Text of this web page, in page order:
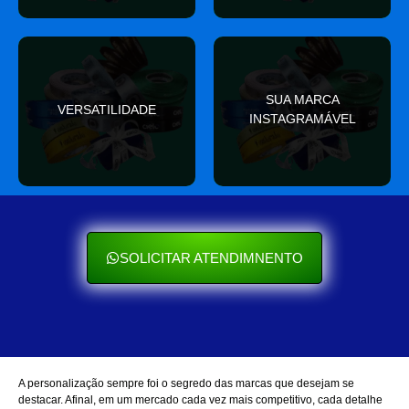
VERSATILIDADE
Se encaixa em qualquer
ocasião e sempre agrega
valor
SUA MARCA
INSTAGRAMÁVEL
Seu cliente ama mostrar
nas redes sociais
SOLICITAR ATENDIMNENTO
A personalização sempre foi o segredo das marcas que desejam se
destacar. Afinal, em um mercado cada vez mais competitivo, cada detalhe